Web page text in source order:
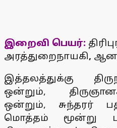
இறைவி பெயர்:
அரத்துறைநாயகி,
இத்தலத்துக்கு
ஒன்றும்,
ஒன்றும், சுந்தரர்
மொத்தம் மூன்று